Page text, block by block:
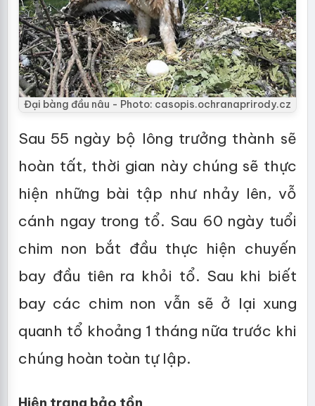
Đại bàng đầu nâu - Photo: casopis.ochranaprirody.cz
Sau 55 ngày bộ lông trưởng thành sẽ
hoàn tất, thời gian này chúng sẽ thực
hiện những bài tập như nhảy lên, vỗ
cánh ngay trong tổ. Sau 60 ngày tuổi
chim non bắt đầu thực hiện chuyến
bay đầu tiên ra khỏi tổ. Sau khi biết
bay các chim non vẫn sẽ ở lại xung
quanh tổ khoảng 1 tháng nữa trước khi
chúng hoàn toàn tự lập.
Hiện trạng bảo tồn